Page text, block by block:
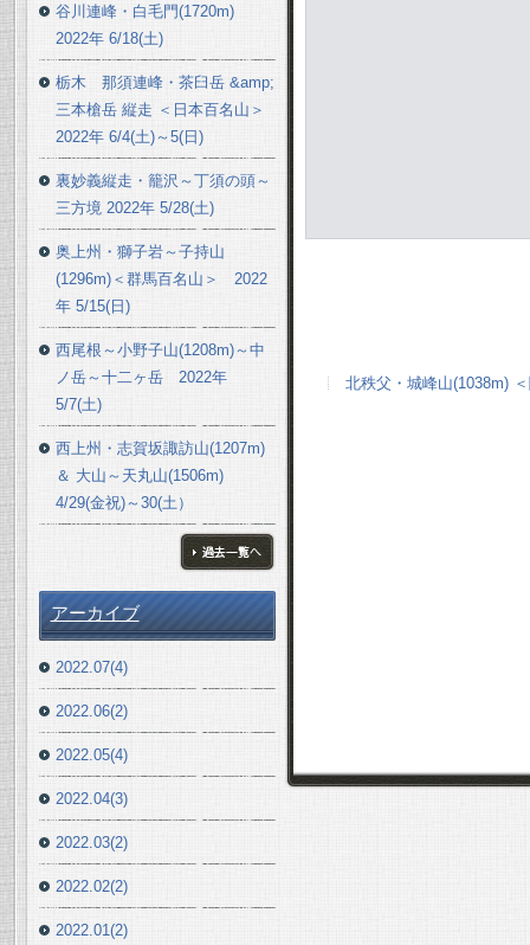
北秩父・城峰山(1038m)
谷川連峰・白毛門(1720m)
2022年 6/18(土)
栃木 那須連峰・茶臼岳 &amp;
三本槍岳 縦走 ＜日本百名山＞
2022年 6/4(土)～5(日)
裏妙義縦走・籠沢～丁須の頭～
三方境 2022年 5/28(土)
奥上州・獅子岩～子持山
(1296m)＜群馬百名山＞ 2022
年 5/15(日)
西尾根～小野子山(1208m)～中
ノ岳～十二ヶ岳 2022年
5/7(土)
西上州・志賀坂諏訪山(1207m)
＆ 大山～天丸山(1506m)
4/29(金祝)～30(土）
アーカイブ
2022.07(4)
2022.06(2)
2022.05(4)
2022.04(3)
2022.03(2)
2022.02(2)
2022.01(2)